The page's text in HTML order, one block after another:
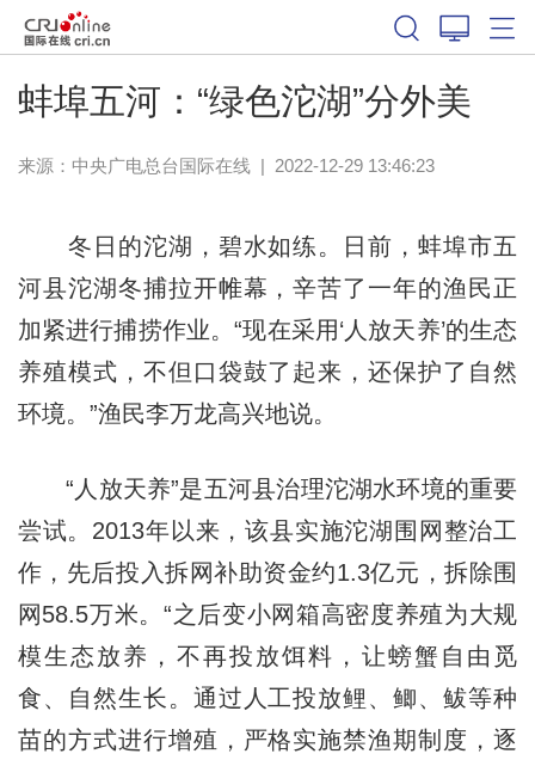
蚌埠五河：“绿色沱湖”分外美
来源：中央广电总台国际在线| 2022-12-29 13:46:23
冬日的沱湖，碧水如练。日前，蚌埠市五
河县沱湖冬捕拉开帷幕，辛苦了一年的渔民正
加紧进行捕捞作业。“现在采用‘人放天养’的生态
养殖模式，不但口袋鼓了起来，还保护了自然
环境。”渔民李万龙高兴地说。
“人放天养”是五河县治理沱湖水环境的重要
尝试。2013年以来，该县实施沱湖围网整治工
作，先后投入拆网补助资金约1.3亿元，拆除围
网58.5万米。“之后变小网箱高密度养殖为大规
模生态放养，不再投放饵料，让螃蟹自由觅
食、自然生长。通过人工投放鲤、鲫、鲅等种
苗的方式进行增殖，严格实施禁渔期制度，逐